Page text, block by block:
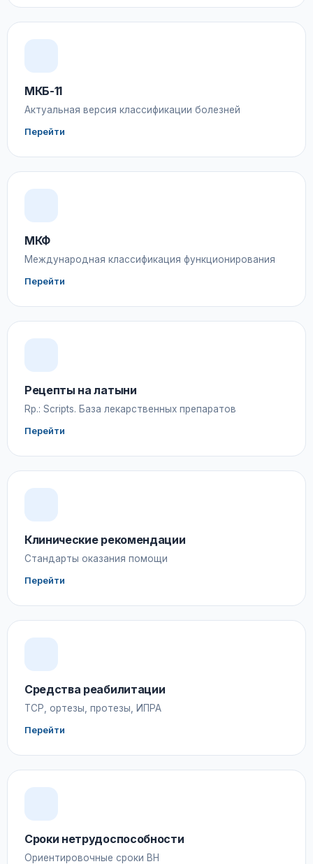
МКБ-11
Актуальная версия классификации болезней
Перейти
МКФ
Международная классификация функционирования
Перейти
Рецепты на латыни
Rp.: Scripts. База лекарственных препаратов
Перейти
Клинические рекомендации
Стандарты оказания помощи
Перейти
Средства реабилитации
ТСР, ортезы, протезы, ИПРА
Перейти
Сроки нетрудоспособности
Ориентировочные сроки ВН